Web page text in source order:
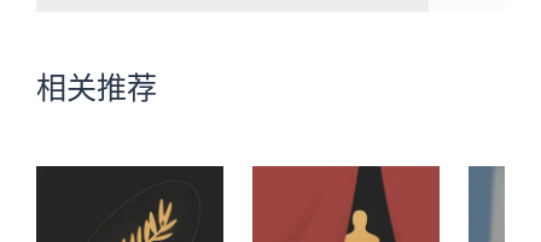
相关推荐